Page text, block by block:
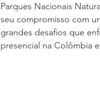
Parques Nacionais
seu compromisso com
grandes desafios que
presencial na Colômbia